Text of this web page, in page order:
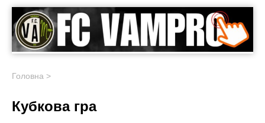
Головна >
Кубкова гра